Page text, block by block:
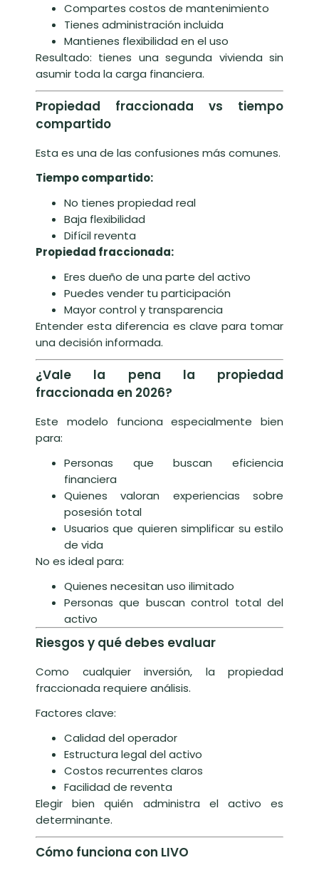
Compartes costos de mantenimiento
Tienes administración incluida
Mantienes flexibilidad en el uso
Resultado: tienes una segunda vivienda sin
asumir toda la carga financiera.
Propiedad fraccionada vs tiempo
compartido
Esta es una de las confusiones más comunes.
Tiempo compartido:
No tienes propiedad real
Baja flexibilidad
Difícil reventa
Propiedad fraccionada:
Eres dueño de una parte del activo
Puedes vender tu participación
Mayor control y transparencia
Entender esta diferencia es clave para tomar
una decisión informada.
¿Vale la pena la propiedad
fraccionada en 2026?
Este modelo funciona especialmente bien
para:
Personas que buscan eficiencia
financiera
Quienes valoran experiencias sobre
posesión total
Usuarios que quieren simplificar su estilo
de vida
No es ideal para:
Quienes necesitan uso ilimitado
Personas que buscan control total del
activo
Riesgos y qué debes evaluar
Como cualquier inversión, la propiedad
fraccionada requiere análisis.
Factores clave:
Calidad del operador
Estructura legal del activo
Costos recurrentes claros
Facilidad de reventa
Elegir bien quién administra el activo es
determinante.
Cómo funciona con LIVO